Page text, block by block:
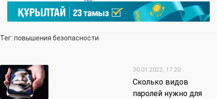
Тег: повышения безопасности
30.01.2022, 17:20
Cколько видов
паролей нужно для